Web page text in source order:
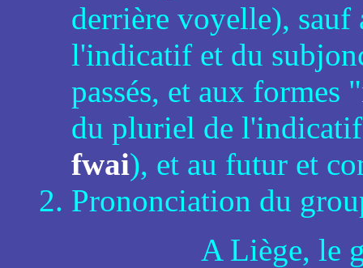
derrière voyelle), sauf
l'indicatif et du
passés, et aux formes
du pluriel de
fwai), et au futur et
Prononciation du
A Liège, le